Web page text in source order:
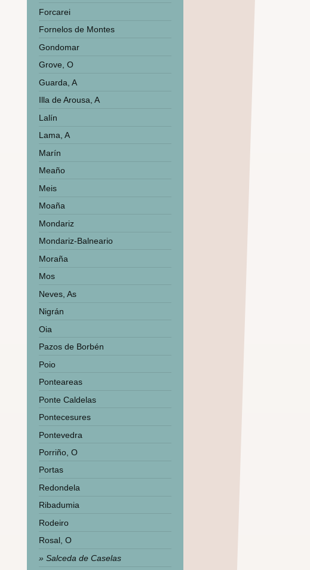
Forcarei
Fornelos de Montes
Gondomar
Grove, O
Guarda, A
Illa de Arousa, A
Lalín
Lama, A
Marín
Meaño
Meis
Moaña
Mondariz
Mondariz-Balneario
Moraña
Mos
Neves, As
Nigrán
Oia
Pazos de Borbén
Poio
Ponteareas
Ponte Caldelas
Pontecesures
Pontevedra
Porriño, O
Portas
Redondela
Ribadumia
Rodeiro
Rosal, O
Salceda de Caselas